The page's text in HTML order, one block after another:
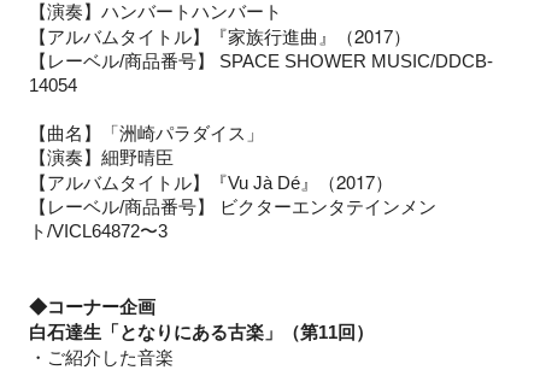
【演奏】ハンバートハンバート
【アルバムタイトル】『家族行進曲 』（2017）
【レーベル/商品番号】 SPACE SHOWER MUSIC/DDCB-
14054
【曲名】「洲崎パラダイス」
【演奏】細野晴臣
【アルバムタイトル】『Vu Jà Dé 』（2017）
【レーベル/商品番号】 ビクターエンタテインメン
ト/VICL64872〜3
◆コーナー企画
白石達生「となりにある古楽」（第11回）
・ご紹介した音楽